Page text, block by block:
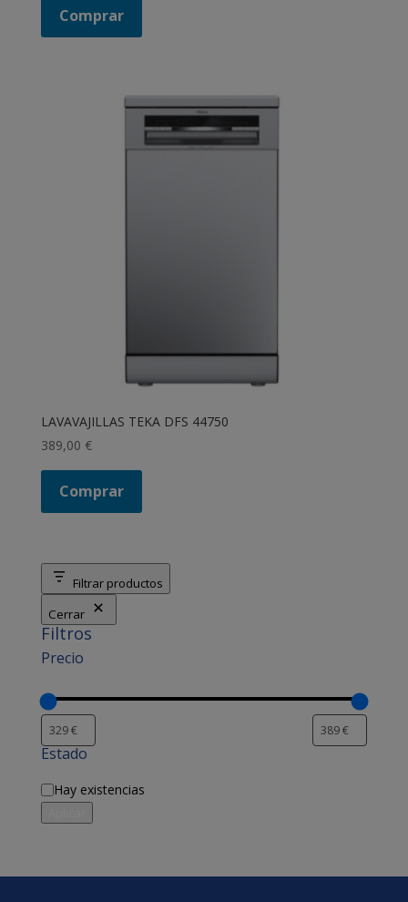
original
Comprar
LAVAVAJILLAS TEKA DFS 44750
389,00 €
Comprar
Filtrar productos
Cerrar
Filtros
Precio
Estado
Disponibilidad
Hay existencias